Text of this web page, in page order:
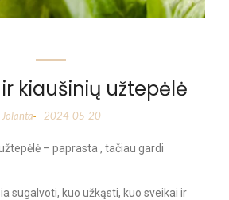
kiaušinių užtepėlė
Jolanta- 2024-05-20
– paprasta , tačiau gardi
sugalvoti, kuo užkąsti, kuo sveikai ir